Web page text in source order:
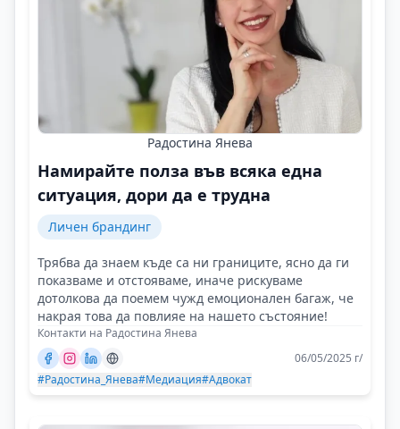
Радостина Янева
Намирайте полза във всяка една
ситуация, дори да е трудна
Личен брандинг
Трябва да знаем къде са ни границите, ясно да ги
показваме и отстояваме, иначе рискуваме
дотолкова да поемем чужд емоционален багаж, че
накрая това да повлияе на нашето състояние!
Контакти на Радостина Янева
06/05/2025 г/
#Радостина_Янева#Медиация#Адвокат